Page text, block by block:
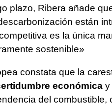
plazo, Ribera añade
están
es la única
sostenible»
constata que la
económicay
del combustible,